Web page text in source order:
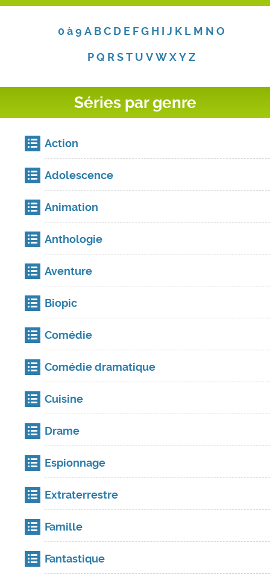
0 à 9 A B C D E F G H I J K L M N O
P Q R S T U V W X Y Z
Séries par genre
Action
Adolescence
Animation
Anthologie
Aventure
Biopic
Comédie
Comédie dramatique
Cuisine
Drame
Espionnage
Extraterrestre
Famille
Fantastique